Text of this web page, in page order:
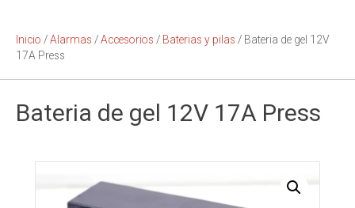
Inicio /Alarmas /Accesorios / Baterias y pilas / Bateria de gel 12V
17A Press
Bateria de gel 12V 17A Press